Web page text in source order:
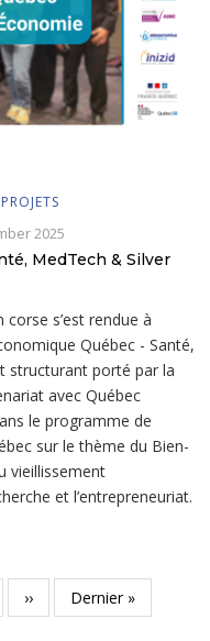
2025
MedTech & Silver
s’est rendue à
Québec - Santé,
structurant porté par la
avec Québec
le programme de
sur le thème du Bien-
vieillissement
et l’entrepreneuriat.
Page
suivante
››
Dernière
page
Dernier »